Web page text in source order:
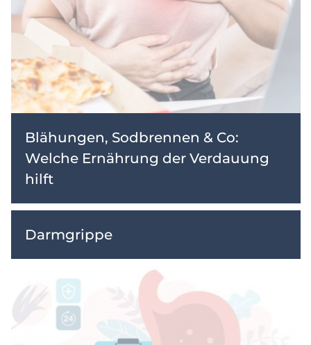
Blähungen, Sodbrennen & Co:
Welche Ernährung der Verdauung
hilft
Darmgrippe